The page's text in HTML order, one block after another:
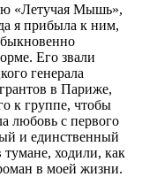
«Летучая Мышь»,
я прибыла к ним,
Его звали
генерала
в Париже,
к группе, чтобы
любовь с первого
и единственный
ходили, как
в моей жизни.